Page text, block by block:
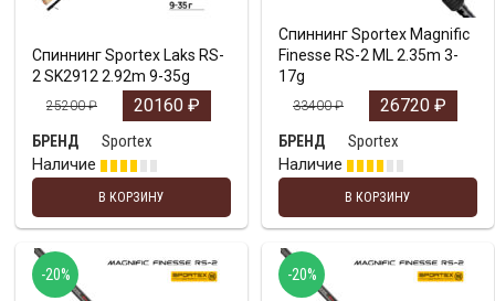
Спиннинг Sportex Laks RS-
2 SK2912 2.92m 9-35g
25200₽ 20160 ₽
БРЕНД
Sportex
Наличие
В КОРЗИНУ
Спиннинг Sportex Magnific
Finesse RS-2 ML 2.35m 3-
17g
33400₽ 26720 ₽
БРЕНД
Sportex
Наличие
В КОРЗИНУ
-20% -20%